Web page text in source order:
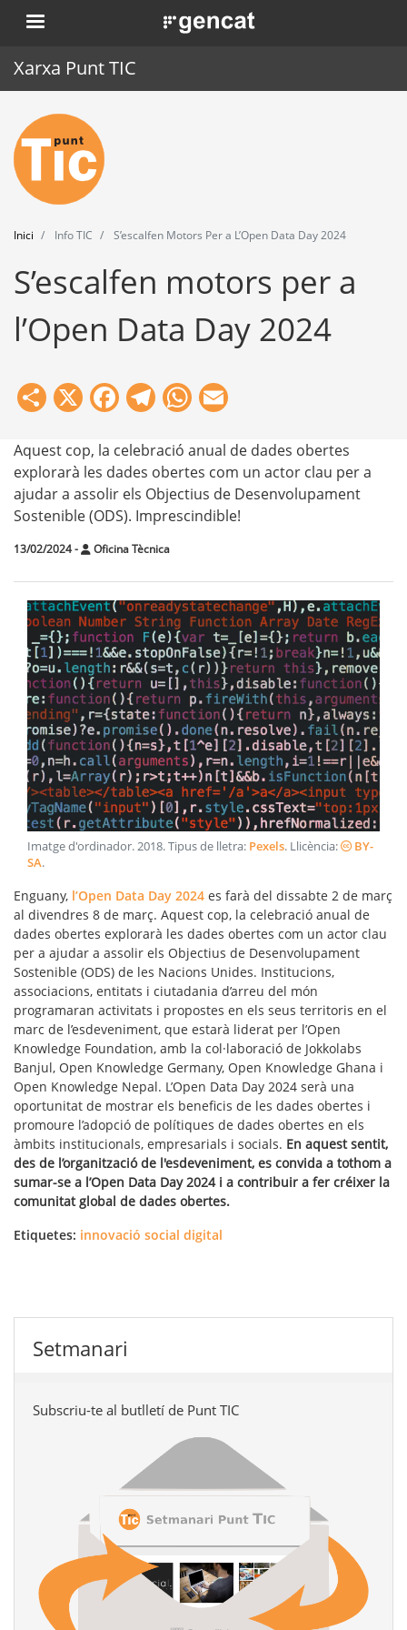
Vés
al
. Obre en una nova finestra.
Xarxa Punt TIC
Inici
Punt TIC
Actualitat
Agenda
Formació
Eines
Inici Info TIC S’escalfen Motors Per a L’Open Data Day 2024
S’escalfen motors per a
l’Open Data Day 2024
Share
X Facebook
Telegram
WhatsApp
Aquest cop, la celebració anual de dades obertes
explorarà les dades obertes com un actor clau per a
ajudar a assolir els Objectius de Desenvolupament
Sostenible (ODS). Imprescindible!
13/02/2024- Oficina Tècnica
Imatge d'ordinador.2018. Tipus de lletra: Pexels. Llicència:
BY-
SA.
Enguany, l’Open Data Day 2024 es farà del dissabte 2 de març
al divendres 8 de març. Aquest cop, la celebració anual de
dades obertes explorarà les dades obertes com un actor clau
per a ajudar a assolir els Objectius de Desenvolupament
Sostenible (ODS) de les Nacions Unides. Institucions,
associacions, entitats i ciutadania d’arreu del món
programaran activitats i propostes en els seus territoris en el
marc de l’esdeveniment, que estarà liderat per l’Open
Knowledge Foundation, amb la col·laboració de Jokkolabs
Banjul, Open Knowledge Germany, Open Knowledge Ghana i
Open Knowledge Nepal. L’Open Data Day 2024 serà una
oportunitat de mostrar els beneficis de les dades obertes i
promoure l’adopció de polítiques de dades obertes en els
àmbits institucionals, empresarials i socials. En aquest sentit,
des de l’organització de l'esdeveniment, es convida a tothom a
sumar-se a l’Open Data Day 2024 i a contribuir a fer créixer la
comunitat global de dades obertes.
Etiquetes: innovació social digital
Setmanari
Subscriu-te al butlletí de Punt TIC